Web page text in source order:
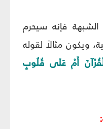
الشبهة فإنه سيحرم
ويكون مثالاً لقوله
أَمْ عَلَى قُلُوبٍ